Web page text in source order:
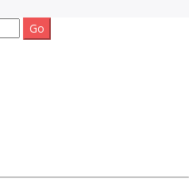
บ้าน ที่ดิน
บริษัทใหญ่
ณา สินค้า
ถูกและดี
น้า กับบริษัท SEO-AI เน้นติดหน้า
โฆษณา ราคาถูก เว็บขายบ้าน รับโพ
ษัทใหญ่ รับประกันผลงาน ที่เดียวใน